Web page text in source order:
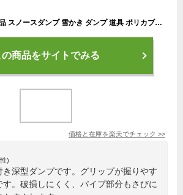
除雪 スコップ 除雪用品 スノースダンプ 雪かき ダンプ 道具 ポリカブレード付き深型ダンプ レッド 雪かきスコップ 除雪 家庭用 スノースコップ 雪押し 雪 スコップ 雪かき棒 除雪用品 大雪対策 アイリスオーヤマ
の商品をサイトでみる
価格と在庫を楽天でチェック >>
)
き深型ダンプです。グリップが握りやす
す。破損しにくく、パイプ部分もさびに